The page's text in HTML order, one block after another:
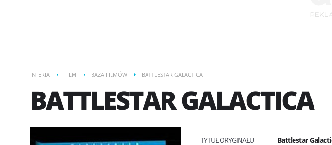
INTERIA FILM BAZA FILMÓW BATTLESTAR GALACTICA
BATTLESTAR GALACTICA
TYTUŁ ORYGINAŁU
Battlestar